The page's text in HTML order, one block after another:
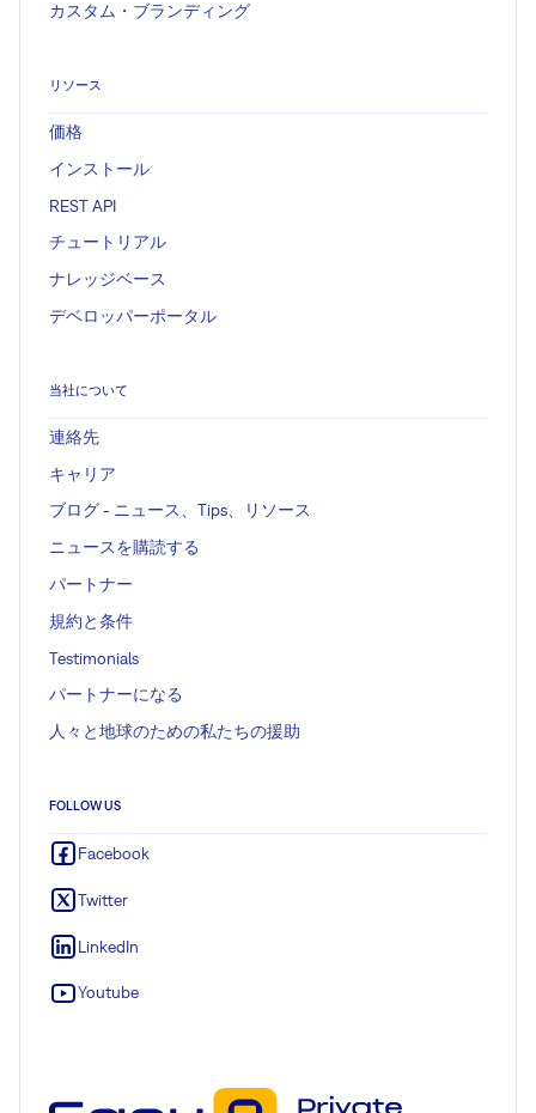
カスタム・ブランディング
リソース
価格
インストール
REST API
チュートリアル
ナレッジベース
デベロッパーポータル
当社について
連絡先
キャリア
ブログ - ニュース、Tips、リソース
ニュースを購読する
パートナー
規約と条件
Testimonials
パートナーになる
人々と地球のための私たちの援助
FOLLOW US
Facebook
Twitter
LinkedIn
Youtube